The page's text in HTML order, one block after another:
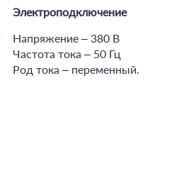
Электроподключение
Напряжение – 380 В
Частота тока – 50 Гц
Род тока – переменный.